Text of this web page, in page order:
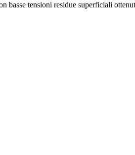
basse tensioni residue superficiali